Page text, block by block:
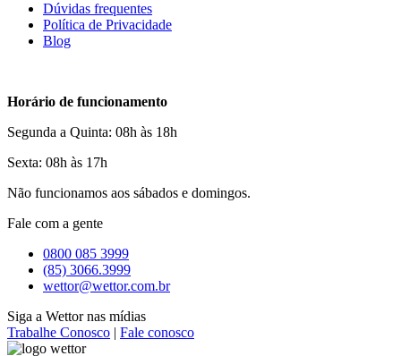
Dúvidas frequentes
Política de Privacidade
Blog
Horário de funcionamento
Segunda a Quinta: 08h às 18h
Sexta: 08h às 17h
Não funcionamos aos sábados e domingos.
Fale com a gente
0800 085 3999
(85) 3066.3999
wettor@wettor.com.br
Siga a Wettor nas mídias
Trabalhe Conosco | Fale conosco